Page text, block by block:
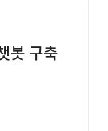
봇 구축